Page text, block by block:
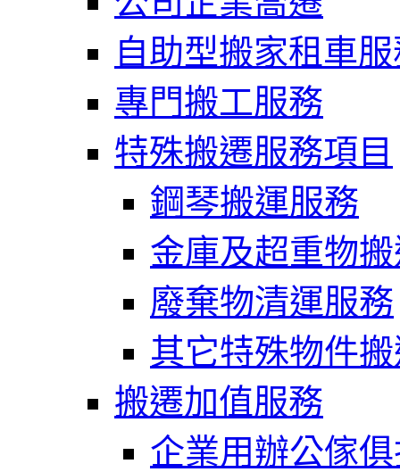
自助型搬家租車
專門搬工服務
特殊搬遷服務項目
鋼琴搬運服務
金庫及超重物
廢棄物清運服務
其它特殊物件
搬遷加值服務
企業用辦公傢